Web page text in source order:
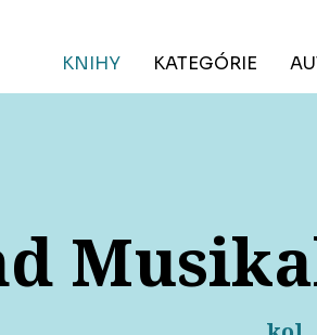
KNIHY KATEGÓRIE